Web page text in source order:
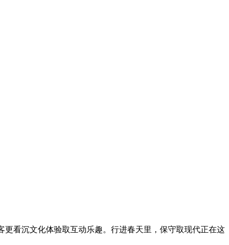
看沉文化体验取互动乐趣。行进春天里，保守取现代正在这